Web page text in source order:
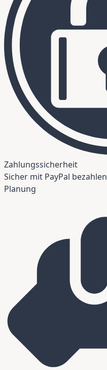
Zahlungssicherheit
Sicher mit PayPal
Planung